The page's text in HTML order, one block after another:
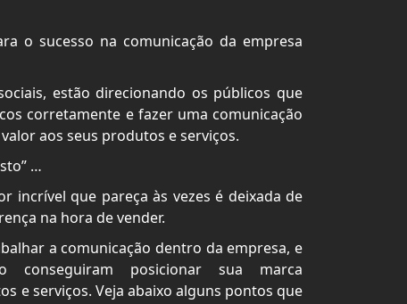
o sucesso na comunicação da empresa
estão direcionando os públicos que
corretamente e fazer uma comunicação
aos seus produtos e serviços.
…
incrível que pareça às vezes é deixada de
na hora de vender.
a comunicação dentro da empresa, e
conseguiram posicionar sua marca
e serviços. Veja abaixo alguns pontos que